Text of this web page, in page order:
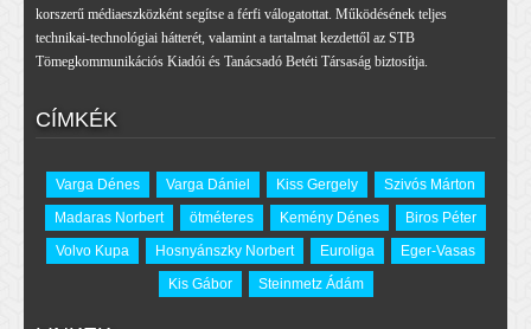
korszerű médiaeszközként segítse a férfi válogatottat. Működésének teljes
technikai-technológiai hátterét, valamint a tartalmat kezdettől az STB
Tömegkommunikációs Kiadói és Tanácsadó Betéti Társaság biztosítja.
CÍMKÉK
Varga Dénes Varga Dániel Kiss Gergely
Szivós Márton
Madaras Norbert
ötméteres Kemény Dénes
Biros Péter
Volvo Kupa
Hosnyánszky Norbert Euroliga
Eger-Vasas
Kis Gábor
Steinmetz Ádám